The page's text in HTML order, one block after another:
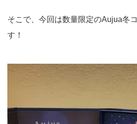
そこで、今回は数量限定のAujua冬
す！